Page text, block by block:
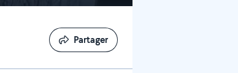
Partager
Partager